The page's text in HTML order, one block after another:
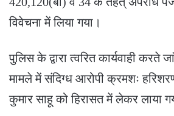
विवेचना में लिया गया।
पुलिस के द्वारा त्वरित कार्यवाही करते
मामले में संदिग्ध आरोपी क्रमशः
कुमार साहू को हिरासत में लेकर लाया